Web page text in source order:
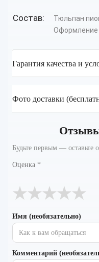
Состав: Тюльпан
Оформление
Гарантия качества и
Фото доставки
Будьте первым — оставьте
Оценка *
★
★
★
★
★
Имя (необязательно)
Комментарий